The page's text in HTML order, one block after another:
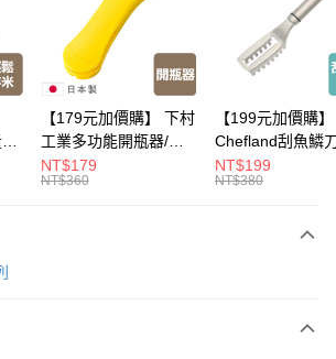
你分期」，訂單成立後會自動跳轉到大哥付的交易
未前往確認交易或遇審核未通過，訂單將自動取
通過狀況，表示未達大哥付你分期系統評分，恕無
含以上)免運費
8
【179元加價購】 下村
工業多功能開瓶器/開
瓶器/餐廚用品/料理道
具/任二件8折
NT$179
NT$360
【199元加價購】
Chefland刮魚鱗
魚鱗器/廚房用品/
道具/任二件8折
NT$199
NT$380